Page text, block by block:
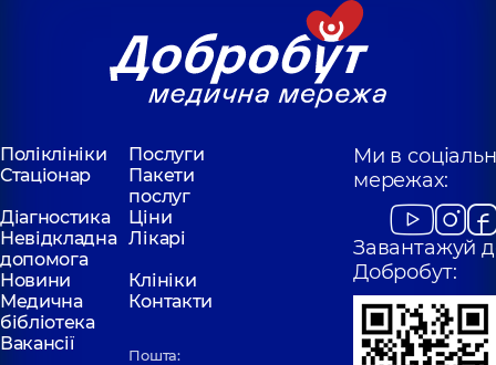
Поліклініки
Послуги
Стаціонар
Пакети
послуг
Діагностика
Ціни
Невідкладна
допомога
Лікарі
Новини
Клініки
Медична
бібліотека
Контакти
Вакансії
Пошта:
Ми в
мережах:
Завантажуй
Добробут: